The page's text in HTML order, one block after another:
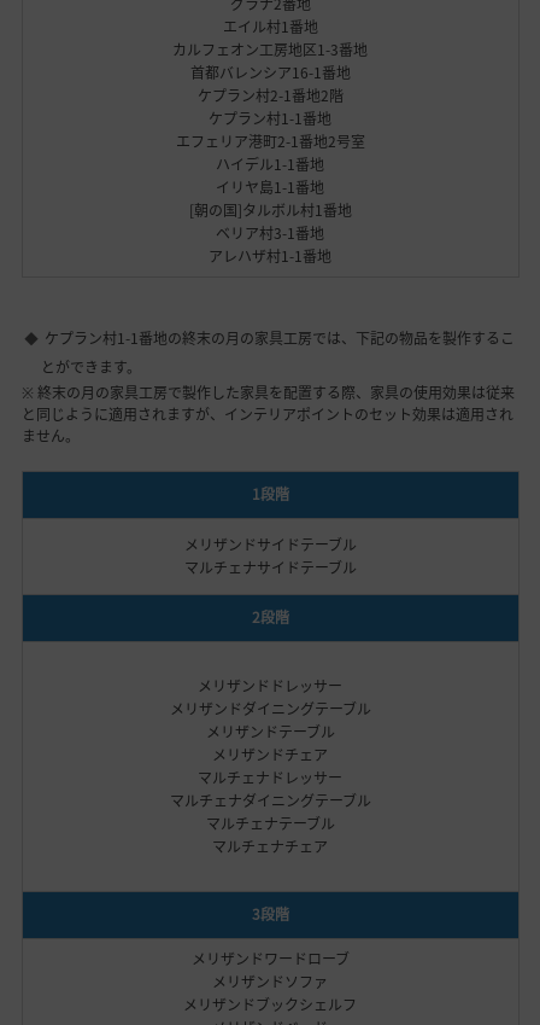
エイル村1番地
カルフェオン工房地区1-3番地
首都バレンシア16-1番地
ケプラン村2-1番地2階
ケプラン村1-1番地
エフェリア港町2-1番地2号室
ハイデル1-1番地
イリヤ島1-1番地
[朝の国]タルボル村1番地
ベリア村3-1番地
アレハザ村1-1番地
ケプラン村1-1番地の終末の月の家具工房では、下記の物品を製作するこ
とができます。
※ 終末の月の家具工房で製作した家具を配置する際、家具の使用効果は従来
と同じように適用されますが、インテリアポイントのセット効果は適用され
ません。
1段階
メリザンドサイドテーブル
マルチェナサイドテーブル
2段階
メリザンドドレッサー
メリザンドダイニングテーブル
メリザンドテーブル
メリザンドチェア
マルチェナドレッサー
マルチェナダイニングテーブル
マルチェナテーブル
マルチェナチェア
3段階
メリザンドワードローブ
メリザンドソファ
メリザンドブックシェルフ